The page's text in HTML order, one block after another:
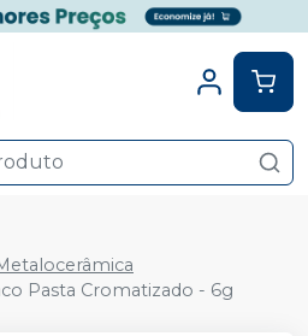
Pasta Cromatizado - 6g